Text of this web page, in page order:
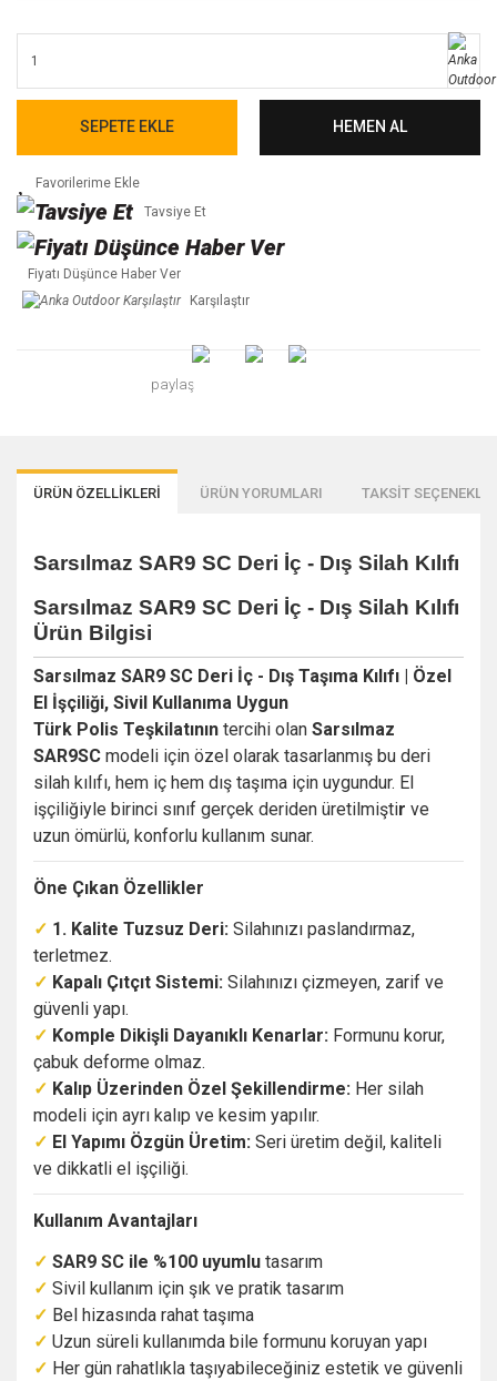
SEPETE EKLE HEMEN AL
Tavsiye Et
Fiyatı Düşünce Haber Ver
Karşılaştır
paylaş
ÜRÜN ÖZELLİKLERİ ÜRÜN YORUMLARI TAKSİT
Sarsılmaz SAR9 SC Deri İç - Dış Silah Kılıfı
Sarsılmaz SAR9 SC Deri İç - Dış Silah Kılıfı
Ürün Bilgisi
Sarsılmaz SAR9 SC Deri İç - Dış Taşıma Kılıfı | Özel
El İşçiliği, Sivil Kullanıma Uygun
Türk Polis Teşkilatının tercihi olan Sarsılmaz
SAR9SC modeli için özel olarak tasarlanmış bu deri
silah kılıfı, hem iç hem dış taşıma için uygundur. El
işçiliğiyle birinci sınıf gerçek deriden üretilmiştir ve
uzun ömürlü, konforlu kullanım sunar.
Öne Çıkan Özellikler
✓ 1. Kalite Tuzsuz Deri: Silahınızı paslandırmaz,
terletmez.
✓ Kapalı Çıtçıt Sistemi: Silahınızı çizmeyen, zarif ve
güvenli yapı.
✓ Komple Dikişli Dayanıklı Kenarlar: Formunu korur,
çabuk deforme olmaz.
✓ Kalıp Üzerinden Özel Şekillendirme: Her silah
modeli için ayrı kalıp ve kesim yapılır.
✓ El Yapımı Özgün Üretim: Seri üretim değil, kaliteli
ve dikkatli el işçiliği.
Kullanım Avantajları
✓ SAR9 SC ile %100 uyumlu tasarım
✓ Sivil kullanım için şık ve pratik tasarım
✓ Bel hizasında rahat taşıma
✓ Uzun süreli kullanımda bile formunu koruyan yapı
✓ Her gün rahatlıkla taşıyabileceğiniz estetik ve güvenli